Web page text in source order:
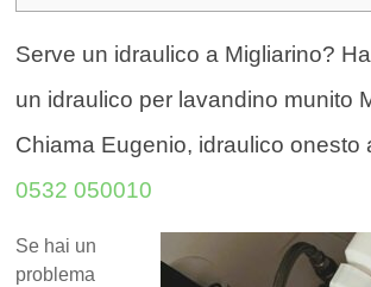
Serve un idraulico a Migliarino?
un idraulico per lavandino munito
Chiama Eugenio, idraulico onesto
0532 050010
Se hai un
problema